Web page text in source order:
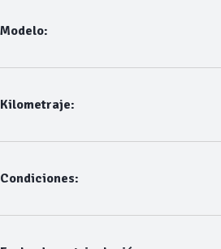
Modelo:
Kilometraje:
Condiciones: